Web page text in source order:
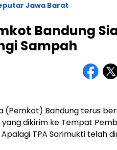
Jawa Barat
Bandung
Sampah
(Pemkot) Bandung terus
dikirim ke Tempat
TPA Sarimukti telah